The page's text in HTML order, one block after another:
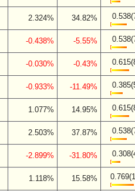
2.324% 34.82%
-0.438% -5.55%
-0.030% -0.43%
-0.933% -11.49%
1.077% 14.95%
2.503% 37.87%
-2.899% -31.80%
1.118% 15.58%